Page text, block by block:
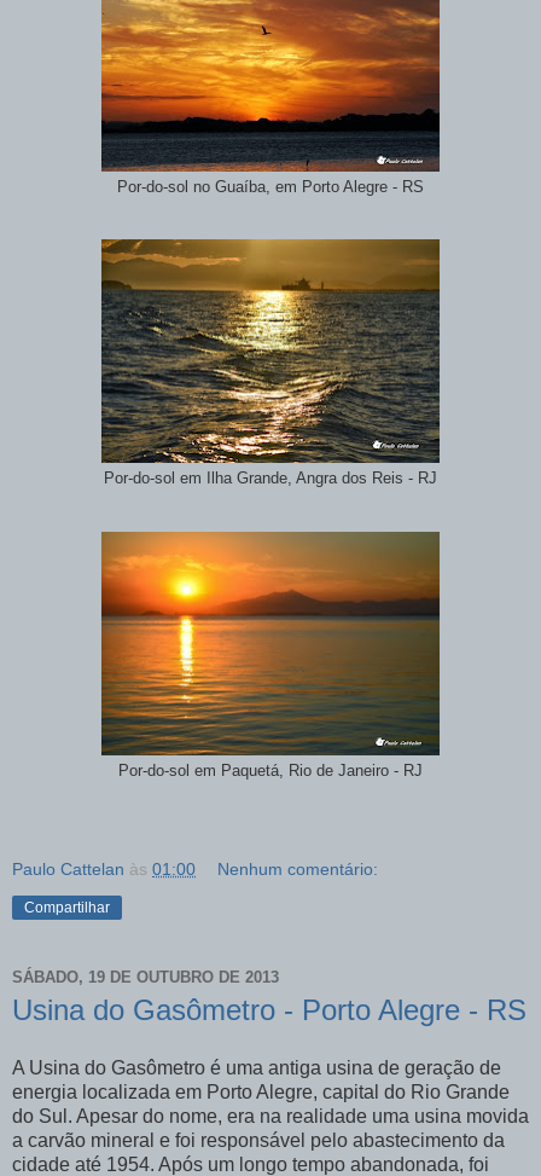
Por-do-sol no Guaíba, em Porto Alegre - RS
Por-do-sol em Ilha Grande, Angra dos Reis - RJ
Por-do-sol em Paquetá, Rio de Janeiro - RJ
Paulo Cattelan às 01:00 Nenhum comentário:
Compartilhar
SÁBADO, 19 DE OUTUBRO DE 2013
Usina do Gasômetro - Porto Alegre - RS
A Usina do Gasômetro é uma antiga usina de geração de
energia localizada em Porto Alegre, capital do Rio Grande
do Sul. Apesar do nome, era na realidade uma usina movida
a carvão mineral e foi responsável pelo abastecimento da
cidade até 1954. Após um longo tempo abandonada, foi